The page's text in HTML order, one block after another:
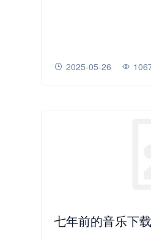
2025-05-26
七年前的音乐下